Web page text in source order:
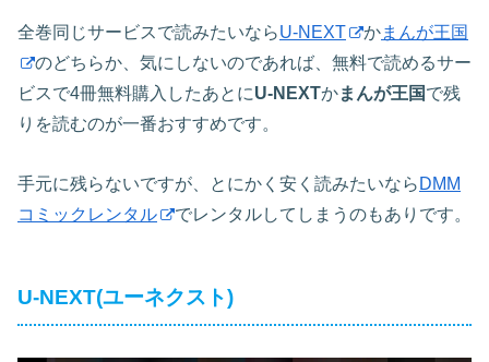
全巻同じサービスで読みたいならU-NEXT かまんが王国
のどちらか、気にしないのであれば、無料で読めるサー
ビスで4冊無料購入したあとにU-NEXTかまんが王国で残
りを読むのが一番おすすめです。
手元に残らないですが、とにかく安く読みたいなら DMM
コミックレンタル
でレンタルしてしまうのもありです。
U-NEXT(ユーネクスト)